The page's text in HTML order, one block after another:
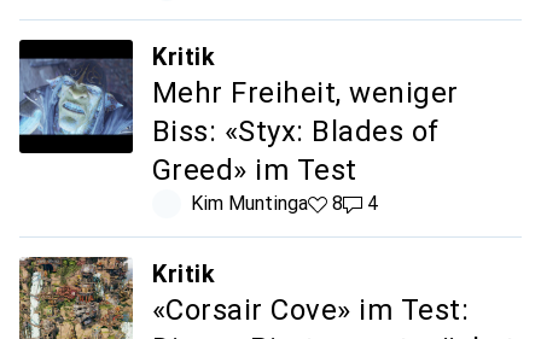
Kritik
Mehr Freiheit, weniger
Biss: «Styx: Blades of
Greed» im Test
Kim Muntinga8 Likes
84 Kommentare
4
Kritik
«Corsair Cove» im Test: